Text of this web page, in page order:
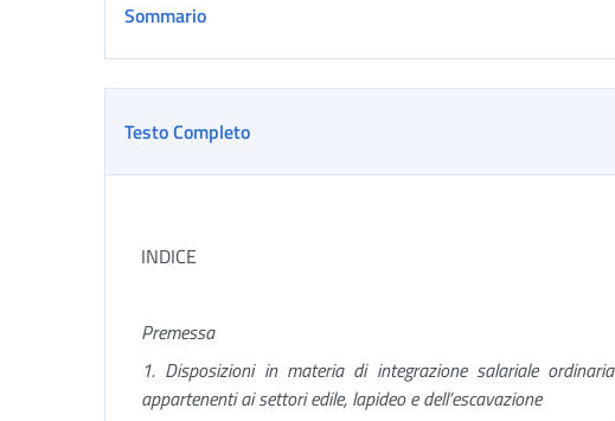
Sommario
Testo Completo
INDICE
Premessa
1. Disposizioni in materia di integrazione salariale
appartenenti ai settori edile, lapideo e dell’escavazione